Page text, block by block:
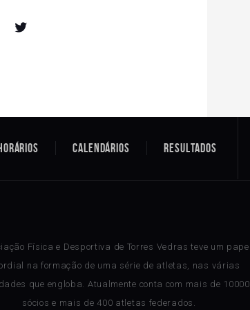
Calendários Resultados
Física e Desportiva de Torres Vedras teve um papel
na formação de uma série de atletas, nas várias
que engloba. Atualmente conta com mais de 10000
sócios e mais de 400 atletas federados.